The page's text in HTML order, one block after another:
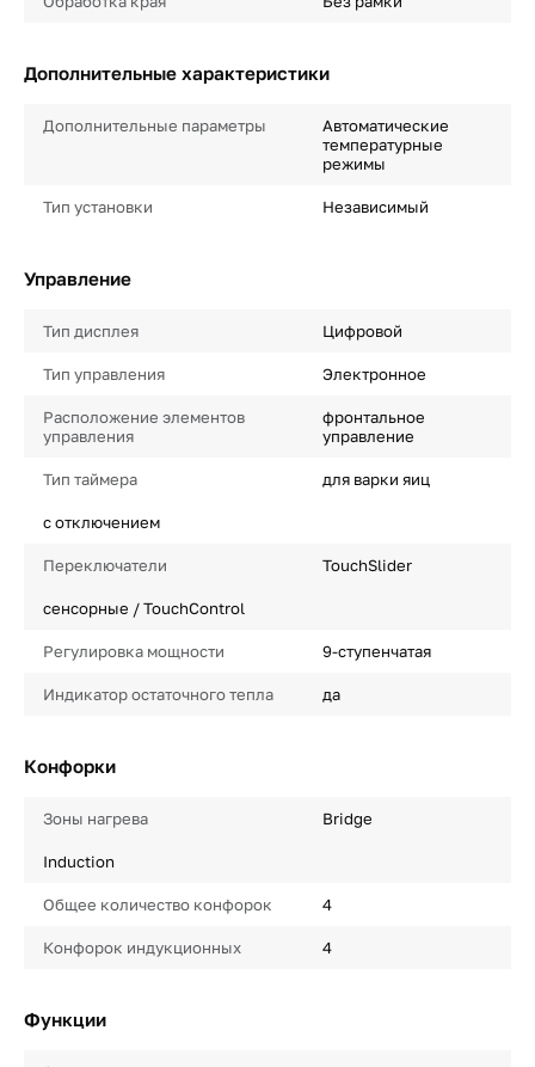
Дополнительные характеристики
Дополнительные параметры
Автоматические
температурные
режимы
Тип установки Независимый
Управление
Тип дисплея Цифровой
Тип управления Электронное
Расположение элементов
управления
фронтальное
управление
Тип таймера для варки яиц
с отключением
Переключатели TouchSlider
сенсорные / TouchControl
Регулировка мощности 9-ступенчатая
Индикатор остаточного тепла да
Конфорки
Зоны нагрева Bridge
Induction
Общее количество конфорок 4
Конфорок индукционных 4
Функции